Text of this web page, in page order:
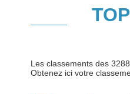
Les classements des
Obtenez ici votre